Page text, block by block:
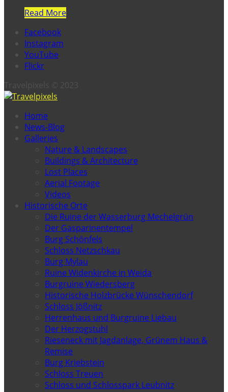
Read More
Facebook
Instagram
YouTube
Flickr
Travelpixels © 2023
Home
News-Blog
Galleries
Nature & Landscapes
Buildings & Architecture
Lost Places
Aerial Footage
Videos
Historische Orte
Die Ruine der Wasserburg Mechelgrün
Der Gasparinentempel
Burg Schönfels
Schloss Netzschkau
Burg Mylau
Ruine Widenkirche in Weida
Burgruine Wiedersberg
Historische Holzbrücke Wünschendorf
Schloss Jößnitz
Herrenhaus und Burgruine Liebau
Der Herzogstuhl
Rieseneck mit Jagdanlage, Grünem Haus &
Remise
Burg Kriebstein
Schloss Treuen
Schloss und Schlosspark Leubnitz